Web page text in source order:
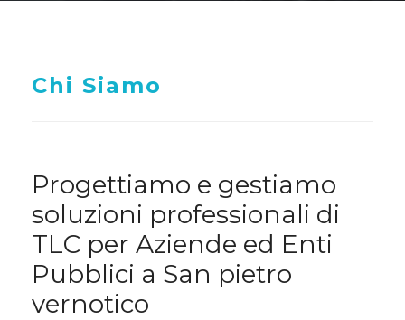
Chi Siamo
Progettiamo e gestiamo
soluzioni professionali di
TLC per Aziende ed Enti
Pubblici a San pietro
vernotico